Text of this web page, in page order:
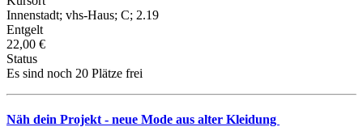
Innenstadt; vhs-Haus; C; 2.19
Entgelt
22,00 €
Status
Es sind noch 20 Plätze frei
Näh dein Projekt - neue Mode aus alter Kleidung